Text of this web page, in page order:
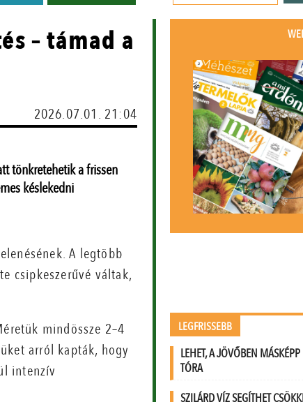
– támad a
2026.07.01. 21:04
tönkretehetik a frissen
késlekedni
A legtöbb
csipkeszerűvé váltak,
mindössze 2–4
arról kapták, hogy
intenzív
LEGFRISSEBB
LEHET, A JÖVŐBEN
TÓRA
SZILÁRD VÍZ SEGÍTHET